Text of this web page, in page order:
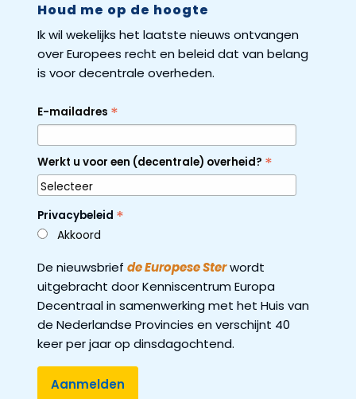
Houd me op de hoogte
Ik wil wekelijks het laatste nieuws ontvangen
over Europees recht en beleid dat van belang
is voor decentrale overheden.
E-mailadres *
Werkt u voor een (decentrale) overheid? *
Privacybeleid *
Akkoord
De nieuwsbrief de Europese Sterwordt
uitgebracht door Kenniscentrum Europa
Decentraal in samenwerking met het Huis van
de Nederlandse Provincies en verschijnt 40
keer per jaar op dinsdagochtend.